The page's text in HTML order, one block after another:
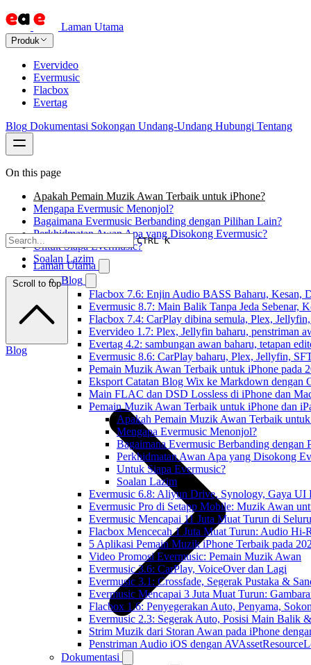
Laman Utama
Produk
Evervideo
Evermusic
Flacbox
Evertag
Blog Dokumentasi Sokongan Undang-Undang Hubungi Tentang
CTRL K
Laman Utama
Blog
Flacbox 7.6: Enjin Audio BASS Baharu, Kesan,
Evermusic 8.7: Main Balik Tanpa Jeda Sebenar,
Flacbox 7.4: CarPlay dibina semula, Plex,
Evervideo 1.7: Plex, Jellyfin baharu, penstriman
Evertag 4.2: sambungan awan baharu, tetapan
Evermusic 8.6: CarPlay baharu, Plex, Jellyfin,
Pemain Muzik Awan Terbaik untuk iPhone pada
Eksport Catatan Blog Wix ke Markdown dengan
Main FLAC dan DSD Lossless di iPhone dan
Pemain Muzik Awan Terbaik untuk iPhone dan
Apakah Pemain Muzik Awan Terbaik
Mengapa Evermusic Menonjol?
Bagaimana Evermusic Berbanding dengan
Perkhidmatan Awan Apa yang Disokong
Untuk Siapa Evermusic?
Soalan Lazim
Evermusic 6.8: Aliyun Drive, Synology, Gaya UI
Evermusic Pro di Setapp Mobile: Muzik Awan
Evermusic Mencapai 11 Juta Muat Turun di
Flacbox Mencecah 1 Juta Muat Turun: Audio Hi-
5 Aplikasi Pemain Muzik iPhone Terbaik pada
Video Promosi Evermusic: Pemain Muzik Awan
Evermusic 3.6: CarPlay, VoiceOver dan Lagi
Evermusic 3.1: Crossfade, Segerak Pustaka &
Evermusic Mencapai 3 Juta Muat Turun:
Flacbox 1.6: Penyegerakan Auto, Penyama,
Evermusic 2.3: Segerak Auto, Posisi Main Balik
Strim Muzik dari Storan Awan pada iPhone
Penstriman Audio iOS dengan
Dokumentasi
On this page
Apakah Pemain Muzik Awan Terbaik untuk iPhone?
Mengapa Evermusic Menonjol?
Bagaimana Evermusic Berbanding dengan Pilihan Lain?
Perkhidmatan Awan Apa yang Disokong Evermusic?
Untuk Siapa Evermusic?
Soalan Lazim
Scroll to top
Blog